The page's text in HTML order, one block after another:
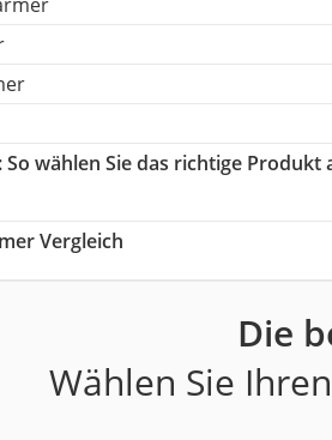
So wählen Sie das richtige
Vergleich
Die
Wählen Sie